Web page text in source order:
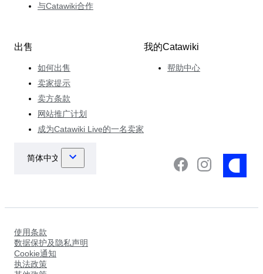
与Catawiki合作
出售
如何出售
卖家提示
卖方条款
网站推广计划
成为Catawiki Live的一名卖家
我的Catawiki
帮助中心
使用条款
数据保护及隐私声明
Cookie通知
执法政策